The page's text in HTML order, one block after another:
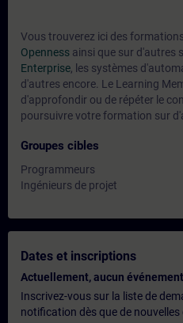
Vous trouverez ici des
Openness ainsi que sur d'autres
Enterprise, les systèmes
d'autres encore. Le Learning
d'approfondir ou de répéter le
poursuivre votre formation sur
Groupes cibles
Programmeurs
Ingénieurs de projet
Dates et inscriptions
Actuellement, aucun
Inscrivez-vous sur la liste de
notification dès que de